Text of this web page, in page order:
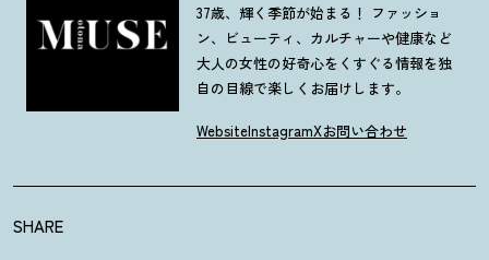
37歳、輝く季節が始まる！ ファッショ
ン、ビューティ、カルチャーや健康など
大人の女性の好奇心をくすぐる情報を独
自の目線で楽しくお届けします。
WebsiteInstagramXお問い合わせ
SHARE